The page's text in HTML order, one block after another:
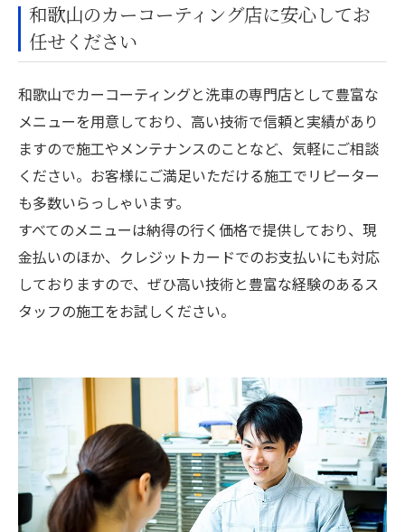
和歌山のカーコーティング店に安心してお
任せください
和歌山でカーコーティングと洗車の専門店として豊富な
メニューを用意しており、高い技術で信頼と実績があり
ますので施工やメンテナンスのことなど、気軽にご相談
ください。お客様にご満足いただける施工でリピーター
も多数いらっしゃいます。
すべてのメニューは納得の行く価格で提供しており、現
金払いのほか、クレジットカードでのお支払いにも対応
しておりますので、ぜひ高い技術と豊富な経験のあるス
タッフの施工をお試しください。